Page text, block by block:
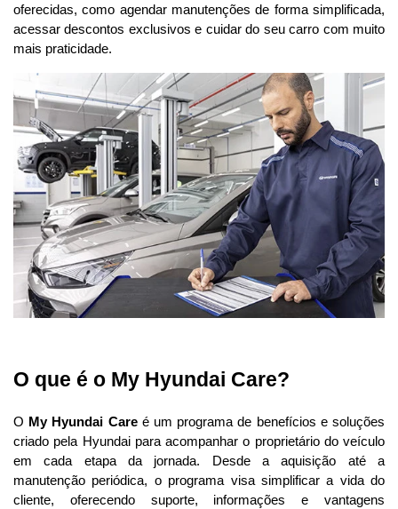
oferecidas, como agendar manutenções de forma simplificada,
acessar descontos exclusivos e cuidar do seu carro com muito
mais praticidade.
O que é o My Hyundai Care?
O My Hyundai Care é um programa de benefícios e soluções
criado pela Hyundai para acompanhar o proprietário do veículo
em cada etapa da jornada. Desde a aquisição até a
manutenção periódica, o programa visa simplificar a vida do
cliente, oferecendo suporte, informações e vantagens